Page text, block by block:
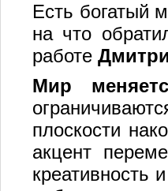
Есть богатый
на что
работе
Мир
плоскости
акцент
креативность